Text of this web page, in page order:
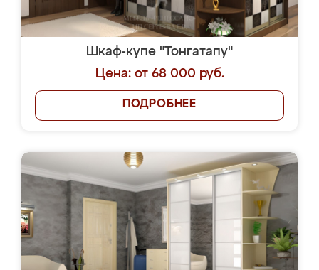
Шкаф-купе "Тонгатапу"
Цена: от 68 000 руб.
ПОДРОБНЕЕ